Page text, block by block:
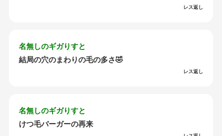
レス返し
名無しのギガりすと
結局の穴のまわりの毛の多さ🤣
レス返し
名無しのギガりすと
けつ毛バーガーの再来